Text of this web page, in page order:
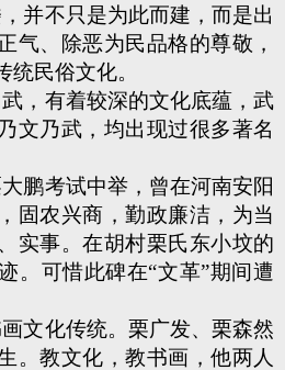
并不只是为此而建，而是出
气、除恶为民品格的尊敬，
民俗文化。
，有着较深的文化底蕴，武
文乃武，均出现过很多著名
鹏考试中举，曾在河南安阳
固农兴商，勤政廉洁，为当
实事。在胡村栗氏东小坟的
。可惜此碑在“文革”期间遭
文化传统。栗广发、栗森然
。教文化，教书画，他两人